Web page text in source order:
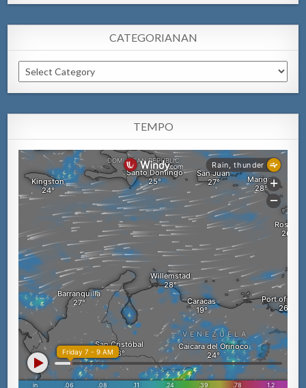
CATEGORIANAN
Categorianan
TEMPO